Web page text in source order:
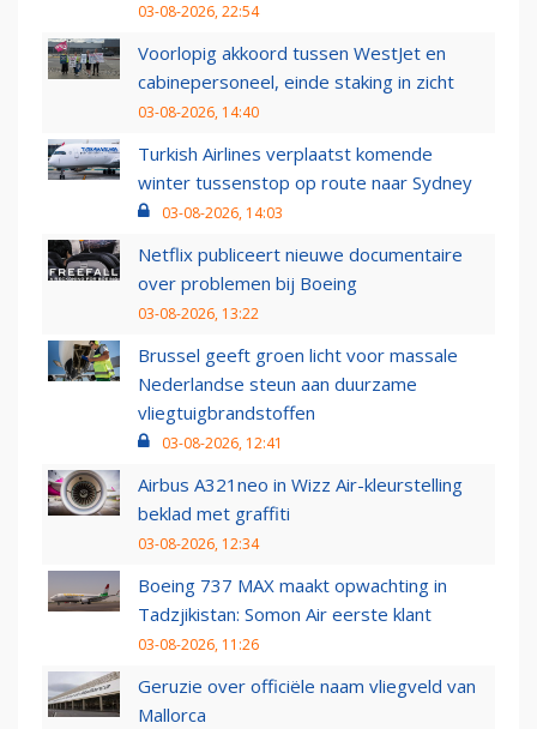
03-08-2026, 22:54
Voorlopig akkoord tussen WestJet en
cabinepersoneel, einde staking in zicht
03-08-2026, 14:40
Turkish Airlines verplaatst komende
winter tussenstop op route naar Sydney
03-08-2026, 14:03
Netflix publiceert nieuwe documentaire
over problemen bij Boeing
03-08-2026, 13:22
Brussel geeft groen licht voor massale
Nederlandse steun aan duurzame
vliegtuigbrandstoffen
03-08-2026, 12:41
Airbus A321neo in Wizz Air-kleurstelling
beklad met graffiti
03-08-2026, 12:34
Boeing 737 MAX maakt opwachting in
Tadzjikistan: Somon Air eerste klant
03-08-2026, 11:26
Geruzie over officiële naam vliegveld van
Mallorca